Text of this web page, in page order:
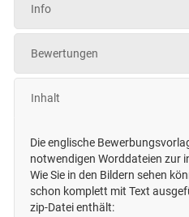
Info
Bewertungen
Inhalt
Die englische
notwendigen Worddateien zur
Wie Sie in den Bildern sehen
schon komplett mit Text
zip-Datei enthält: